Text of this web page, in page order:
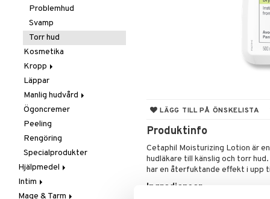
LÄGG TILL PÅ ÖNSKELISTA
Produktinfo
Cetaphil Moisturizing Lotion är
hudläkare till känslig och torr
har en återfuktande effekt i upp
Ingredienser
Omega
Plåster
Solskydd
Stick, Sår & Bett
Vitaminer & Mineraler
Vårtor
Normal hy
Torr hy
Mjäll
Schampo & Balsam
Balsam
Schampo
Problemhud
Svamp
Torr hud
Kosmetika
Kropp
Bodylotion
Deo
Dusch
Peeling
Salva
Underlivshygien
Läppar
Manlig hudvård
Rakning
Rengöring
Ögoncremer
Peeling
Rengöring
Specialprodukter
Hjälpmedel
Bad & Toalett
Gå & Stå
Intim
Bindor & Tamponger
Mage & Tarm